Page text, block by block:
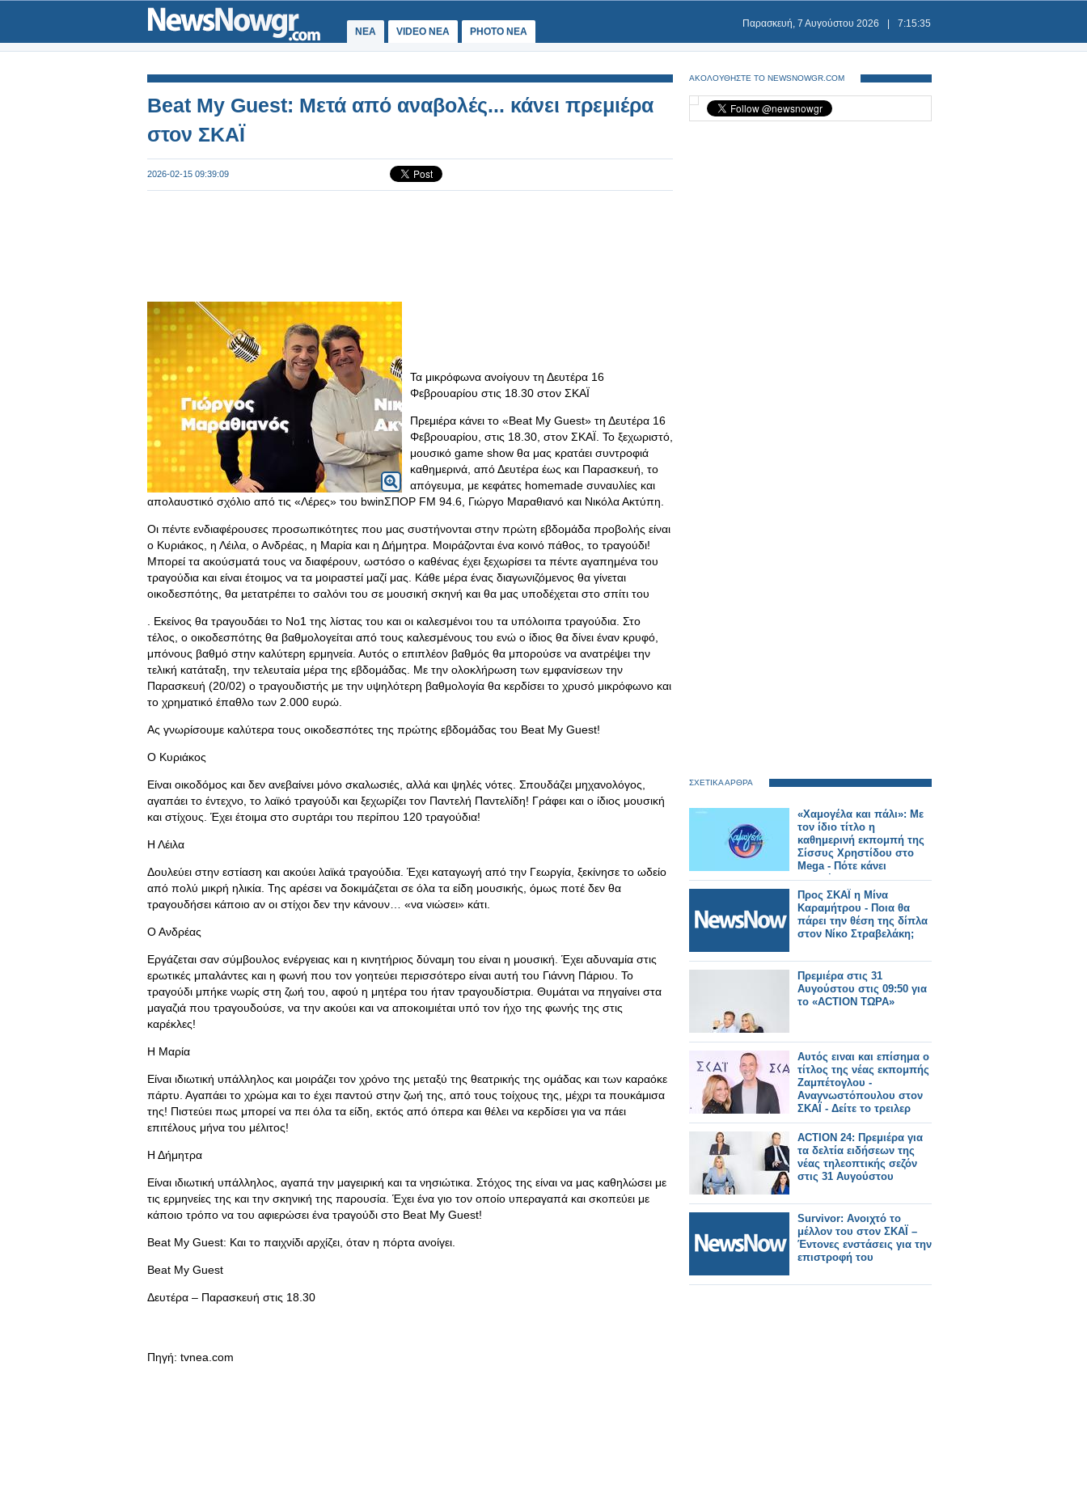
ΝΕΑ VIDEO NEA PHOTO NEA
Παρασκευή, 7 Αυγούστου 2026 7:15:35
Beat My Guest: Μετά από αναβολές... κάνει πρεμιέρα
στον ΣΚΑΪ
2026-02-15 09:39:09
Τα μικρόφωνα ανοίγουν τη Δευτέρα 16
Φεβρουαρίου στις 18.30 στον ΣΚΑΪ
Πρεμιέρα κάνει το «Beat My Guest» τη Δευτέρα 16
Φεβρουαρίου, στις 18.30, στον ΣΚΑΪ. Το ξεχωριστό,
μουσικό game show θα μας κρατάει συντροφιά
καθημερινά, από Δευτέρα έως και Παρασκευή, το
απόγευμα, με κεφάτες homemade συναυλίες και
απολαυστικό σχόλιο από τις «Λέρες» του bwinΣΠΟΡ FM 94.6, Γιώργο Μαραθιανό και Νικόλα Ακτύπη.
Οι πέντε ενδιαφέρουσες προσωπικότητες που μας συστήνονται στην πρώτη εβδομάδα προβολής είναι
ο Κυριάκος, η Λέιλα, ο Ανδρέας, η Μαρία και η Δήμητρα. Μοιράζονται ένα κοινό πάθος, το τραγούδι!
Μπορεί τα ακούσματά τους να διαφέρουν, ωστόσο ο καθένας έχει ξεχωρίσει τα πέντε αγαπημένα του
τραγούδια και είναι έτοιμος να τα μοιραστεί μαζί μας. Κάθε μέρα ένας διαγωνιζόμενος θα γίνεται
οικοδεσπότης, θα μετατρέπει το σαλόνι του σε μουσική σκηνή και θα μας υποδέχεται στο σπίτι του
. Εκείνος θα τραγουδάει το Νο1 της λίστας του και οι καλεσμένοι του τα υπόλοιπα τραγούδια. Στο
τέλος, ο οικοδεσπότης θα βαθμολογείται από τους καλεσμένους του ενώ ο ίδιος θα δίνει έναν κρυφό,
μπόνους βαθμό στην καλύτερη ερμηνεία. Αυτός ο επιπλέον βαθμός θα μπορούσε να ανατρέψει την
τελική κατάταξη, την τελευταία μέρα της εβδομάδας. Με την ολοκλήρωση των εμφανίσεων την
Παρασκευή (20/02) ο τραγουδιστής με την υψηλότερη βαθμολογία θα κερδίσει το χρυσό μικρόφωνο και
το χρηματικό έπαθλο των 2.000 ευρώ.
Ας γνωρίσουμε καλύτερα τους οικοδεσπότες της πρώτης εβδομάδας του Beat My Guest!
Ο Κυριάκος
Είναι οικοδόμος και δεν ανεβαίνει μόνο σκαλωσιές, αλλά και ψηλές νότες. Σπουδάζει μηχανολόγος,
αγαπάει το έντεχνο, το λαϊκό τραγούδι και ξεχωρίζει τον Παντελή Παντελίδη! Γράφει και ο ίδιος μουσική
και στίχους. Έχει έτοιμα στο συρτάρι του περίπου 120 τραγούδια!
Η Λέιλα
Δουλεύει στην εστίαση και ακούει λαϊκά τραγούδια. Έχει καταγωγή από την Γεωργία, ξεκίνησε το ωδείο
από πολύ μικρή ηλικία. Της αρέσει να δοκιμάζεται σε όλα τα είδη μουσικής, όμως ποτέ δεν θα
τραγουδήσει κάποιο αν οι στίχοι δεν την κάνουν… «να νιώσει» κάτι.
Ο Ανδρέας
Εργάζεται σαν σύμβουλος ενέργειας και η κινητήριος δύναμη του είναι η μουσική. Έχει αδυναμία στις
ερωτικές μπαλάντες και η φωνή που τον γοητεύει περισσότερο είναι αυτή του Γιάννη Πάριου. Το
τραγούδι μπήκε νωρίς στη ζωή του, αφού η μητέρα του ήταν τραγουδίστρια. Θυμάται να πηγαίνει στα
μαγαζιά που τραγουδούσε, να την ακούει και να αποκοιμιέται υπό τον ήχο της φωνής της στις
καρέκλες!
Η Μαρία
Είναι ιδιωτική υπάλληλος και μοιράζει τον χρόνο της μεταξύ της θεατρικής της ομάδας και των καραόκε
πάρτυ. Αγαπάει το χρώμα και το έχει παντού στην ζωή της, από τους τοίχους της, μέχρι τα πουκάμισα
της! Πιστεύει πως μπορεί να πει όλα τα είδη, εκτός από όπερα και θέλει να κερδίσει για να πάει
επιτέλους μήνα του μέλιτος!
Η Δήμητρα
Είναι ιδιωτική υπάλληλος, αγαπά την μαγειρική και τα νησιώτικα. Στόχος της είναι να μας καθηλώσει με
τις ερμηνείες της και την σκηνική της παρουσία. Έχει ένα γιο τον οποίο υπεραγαπά και σκοπεύει με
κάποιο τρόπο να του αφιερώσει ένα τραγούδι στο Beat My Guest!
Beat My Guest: Και το παιχνίδι αρχίζει, όταν η πόρτα ανοίγει.
Beat My Guest
Δευτέρα – Παρασκευή στις 18.30
Πηγή: tvnea.com
ΑΚΟΛΟΥΘΗΣΤΕ ΤΟ NEWSNOWGR.COM
ΣΧΕΤΙΚΑ ΑΡΘΡΑ
«Χαμογέλα και πάλι»: Με
τον ίδιο τίτλο η
καθημερινή εκπομπή της
Σίσσυς Χρηστίδου στο
Mega - Πότε κάνει
πρεμιέρα;
Προς ΣΚΑΪ η Μίνα
Καραμήτρου - Ποια θα
πάρει την θέση της δίπλα
στον Νίκο Στραβελάκη;
Πρεμιέρα στις 31
Αυγούστου στις 09:50 για
το «ACTION ΤΩΡΑ»
Αυτός ειναι και επίσημα ο
τίτλος της νέας εκπομπής
Ζαμπέτογλου -
Αναγνωστόπουλου στον
ΣΚΑΪ - Δείτε το τρειλερ
ACTION 24: Πρεμιέρα για
τα δελτία ειδήσεων της
νέας τηλεοπτικής σεζόν
στις 31 Αυγούστου
Survivor: Ανοιχτό το
μέλλον του στον ΣΚΑΪ –
Έντονες ενστάσεις για την
επιστροφή του